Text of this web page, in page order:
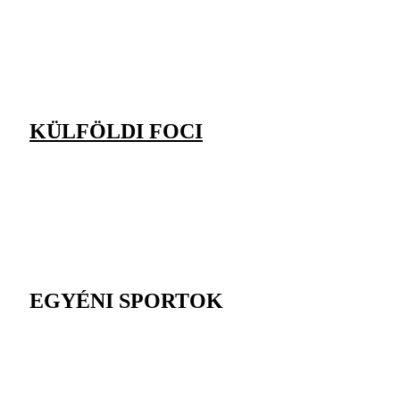
KÜLFÖLDI FOCI
EGYÉNI SPORTOK